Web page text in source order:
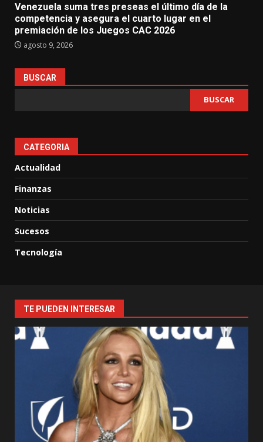
Venezuela suma tres preseas el último día de la
competencia y asegura el cuarto lugar en el
premiación de los Juegos CAC 2026
agosto 9, 2026
BUSCAR
BUSCAR
CATEGORIA
Actualidad
Finanzas
Noticias
Sucesos
Tecnología
TE PUEDEN INTERESAR